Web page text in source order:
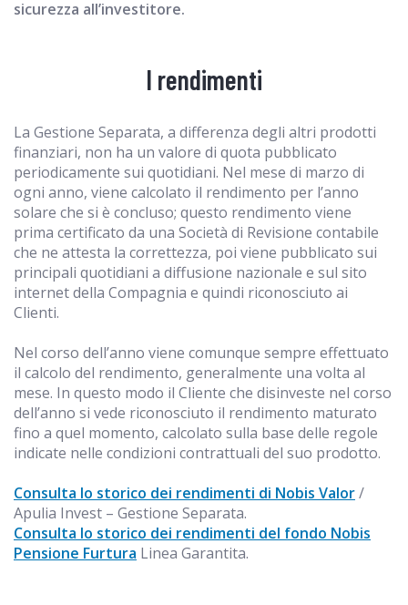
sicurezza all’investitore.
I rendimenti
La Gestione Separata, a differenza degli altri prodotti
finanziari, non ha un valore di quota pubblicato
periodicamente sui quotidiani. Nel mese di marzo di
ogni anno, viene calcolato il rendimento per l’anno
solare che si è concluso; questo rendimento viene
prima certificato da una Società di Revisione contabile
che ne attesta la correttezza, poi viene pubblicato sui
principali quotidiani a diffusione nazionale e sul sito
internet della Compagnia e quindi riconosciuto ai
Clienti.
Nel corso dell’anno viene comunque sempre effettuato
il calcolo del rendimento, generalmente una volta al
mese. In questo modo il Cliente che disinveste nel corso
dell’anno si vede riconosciuto il rendimento maturato
fino a quel momento, calcolato sulla base delle regole
indicate nelle condizioni contrattuali del suo prodotto.
Consulta lo storico dei rendimenti di Nobis Valor/
Apulia Invest – Gestione Separata.
Consulta lo storico dei rendimenti del fondo Nobis
Pensione Furtura Linea Garantita.